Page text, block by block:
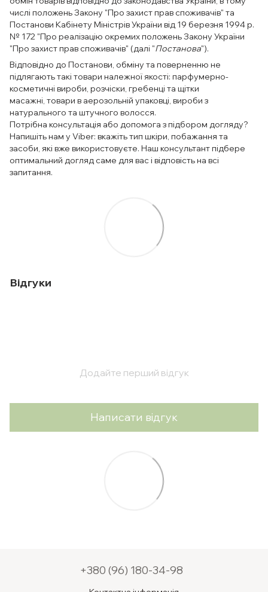
числі положень Закону "Про захист прав споживачів" та
Постанови Кабінету Міністрів України від 19 березня 1994 р.
№ 172 "Про реалізацію окремих положень Закону України
"Про захист прав споживачів" (далі "Постанова").
Відповідно до Постанови, обміну та поверненню не
підлягають такі товари належної якості: парфумерно-
косметичні вироби, розчіски, гребенці та щітки
масажні, товари в аерозольній упаковці, вироби з
натурального та штучного волосся.
Потрібна консультація або допомога з підбором догляду?
Напишіть нам у Viber: вкажіть тип шкіри, побажання та
засоби, які вже використовуєте. Наш консультант підбере
оптимальний догляд саме для вас і відповість на всі
запитання.
Відгуки
Додайте перший відгук
Написати відгук
+380 (96) 180-34-98